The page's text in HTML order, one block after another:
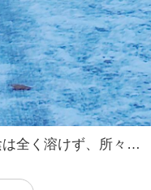
アイスバーン状態の路地裏。日陰は全く溶けず、所々ブラックアイスバーンもあり、危険です。 日当たりの悪い場所は、数日間残りそうな気配。